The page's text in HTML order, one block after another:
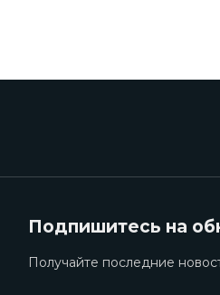
Подпишитесь на
Получайте последние